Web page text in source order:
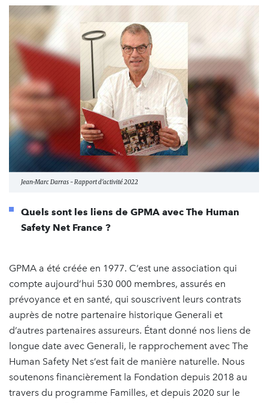
Jean-Marc Darras - Rapport d'activité 2022
Quels sont les liens de GPMA avec The Human
Safety Net France ?
GPMA a été créée en 1977. C’est une association qui
compte aujourd’hui 530 000 membres, assurés en
prévoyance et en santé, qui souscrivent leurs contrats
auprès de notre partenaire historique Generali et
d’autres partenaires assureurs. Étant donné nos liens de
longue date avec Generali, le rapprochement avec The
Human Safety Net s’est fait de manière naturelle. Nous
soutenons financièrement la Fondation depuis 2018 au
travers du programme Familles, et depuis 2020 sur le